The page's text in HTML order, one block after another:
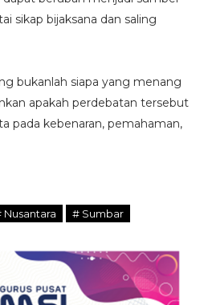
sikap bijaksana dan saling
bukanlah siapa yang menang
apakah perdebatan tersebut
pada kebenaran, pemahaman,
Nusantara # Sumbar